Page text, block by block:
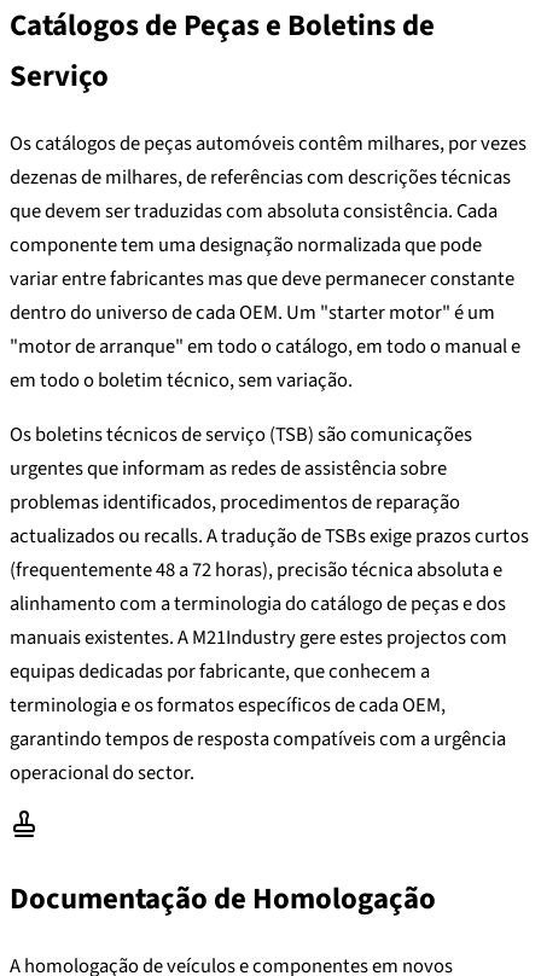
Catálogos de Peças e Boletins de
Serviço
Os catálogos de peças automóveis contêm milhares, por vezes
dezenas de milhares, de referências com descrições técnicas
que devem ser traduzidas com absoluta consistência. Cada
componente tem uma designação normalizada que pode
variar entre fabricantes mas que deve permanecer constante
dentro do universo de cada OEM. Um "starter motor" é um
"motor de arranque" em todo o catálogo, em todo o manual e
em todo o boletim técnico, sem variação.
Os boletins técnicos de serviço (TSB) são comunicações
urgentes que informam as redes de assistência sobre
problemas identificados, procedimentos de reparação
actualizados ou recalls. A tradução de TSBs exige prazos curtos
(frequentemente 48 a 72 horas), precisão técnica absoluta e
alinhamento com a terminologia do catálogo de peças e dos
manuais existentes. A M21Industry gere estes projectos com
equipas dedicadas por fabricante, que conhecem a
terminologia e os formatos específicos de cada OEM,
garantindo tempos de resposta compatíveis com a urgência
operacional do sector.
Documentação de Homologação
A homologação de veículos e componentes em novos